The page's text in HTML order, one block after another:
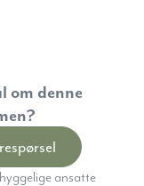
om denne
ansatte